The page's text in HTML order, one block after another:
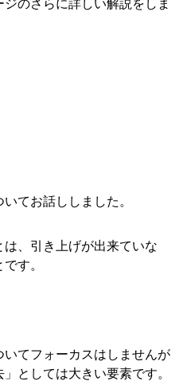
のさらに詳しい解説をしま
てお話ししました。
、引き上げが出来ていな
す。
てフォーカスはしませんが
としては大きい要素です。